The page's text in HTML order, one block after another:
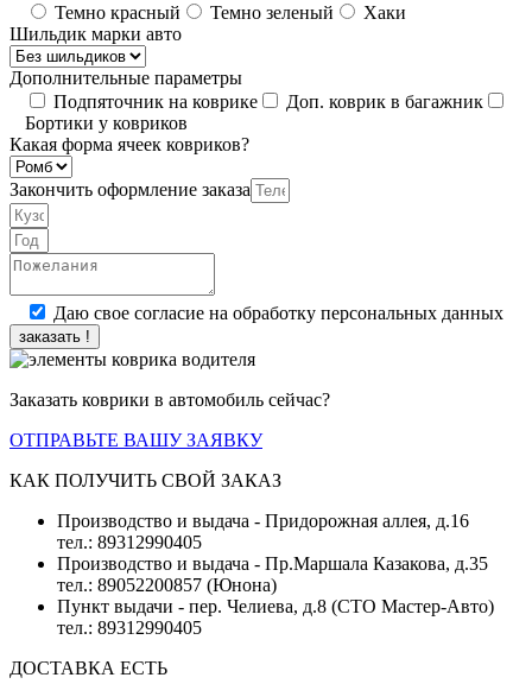
Темно красный
Темно зеленый
Хаки
Шильдик марки авто
Дополнительные параметры
Подпяточник на коврике
Доп. коврик в багажник
Бортики у ковриков
Какая форма ячеек ковриков?
Закончить оформление заказа
Даю свое согласие на обработку персональных данных
заказать !
Заказать коврики в автомобиль сейчас?
ОТПРАВЬТЕ ВАШУ ЗАЯВКУ
КАК ПОЛУЧИТЬ СВОЙ ЗАКАЗ
Производство и выдача - Придорожная аллея, д.16
тел.: 89312990405
Производство и выдача - Пр.Маршала Казакова, д.35
тел.: 89052200857 (Юнона)
Пункт выдачи - пер. Челиева, д.8 (СТО Мастер-Авто)
тел.: 89312990405
ДОСТАВКА ЕСТЬ